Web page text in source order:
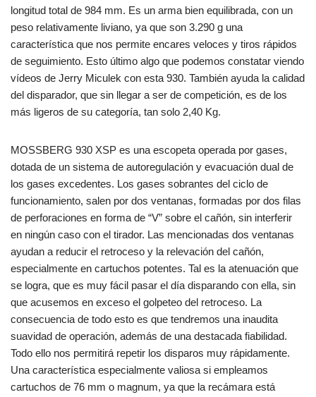
longitud total de 984 mm. Es un arma bien equilibrada, con un
peso relativamente liviano, ya que son 3.290 g una
característica que nos permite encares veloces y tiros rápidos
de seguimiento. Esto último algo que podemos constatar viendo
vídeos de Jerry Miculek con esta 930. También ayuda la calidad
del disparador, que sin llegar a ser de competición, es de los
más ligeros de su categoría, tan solo 2,40 Kg.
MOSSBERG 930 XSP es una escopeta operada por gases,
dotada de un sistema de autoregulación y evacuación dual de
los gases excedentes. Los gases sobrantes del ciclo de
funcionamiento, salen por dos ventanas, formadas por dos filas
de perforaciones en forma de “V” sobre el cañón, sin interferir
en ningún caso con el tirador. Las mencionadas dos ventanas
ayudan a reducir el retroceso y la relevación del cañón,
especialmente en cartuchos potentes. Tal es la atenuación que
se logra, que es muy fácil pasar el día disparando con ella, sin
que acusemos en exceso el golpeteo del retroceso. La
consecuencia de todo esto es que tendremos una inaudita
suavidad de operación, además de una destacada fiabilidad.
Todo ello nos permitirá repetir los disparos muy rápidamente.
Una característica especialmente valiosa si empleamos
cartuchos de 76 mm o magnum, ya que la recámara está